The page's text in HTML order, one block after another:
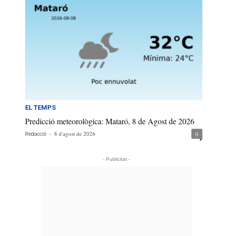
EL TEMPS
Predicció meteorològica: Mataró, 8 de Agost de 2026
Redacció - 8 d'agost de 2026 0
- Publicitat -